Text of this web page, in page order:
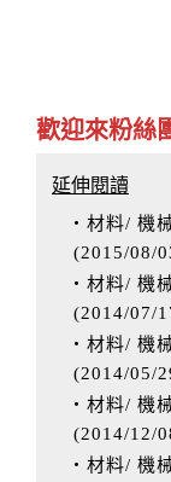
歡迎來粉絲
延伸閱讀
‧材料/ 機
(2015/08/
‧材料/ 機
(2014/07/
‧材料/ 機
(2014/05/
‧材料/ 機
(2014/12/
‧材料/ 機